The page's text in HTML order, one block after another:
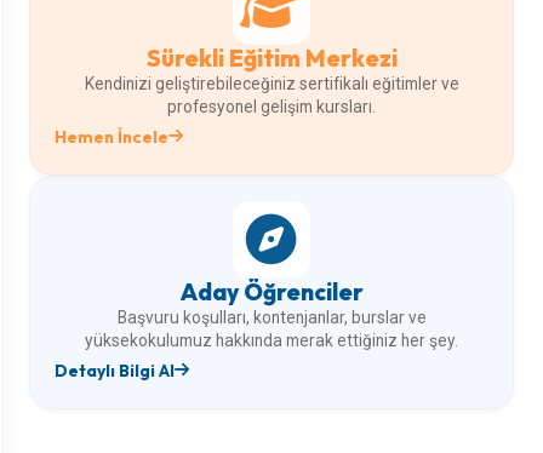
Sürekli Eğitim Merkezi
Kendinizi geliştirebileceğiniz sertifikalı eğitimler ve
profesyonel gelişim kursları.
Hemen İncele
Aday Öğrenciler
Başvuru koşulları, kontenjanlar, burslar ve
yüksekokulumuz hakkında merak ettiğiniz her şey.
Detaylı Bilgi Al